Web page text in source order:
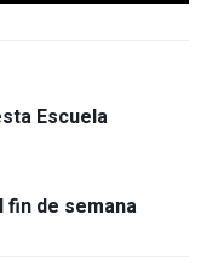
Escuela
de semana